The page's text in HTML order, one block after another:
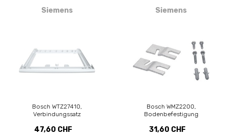
Siemens
Bosch WTZ27410,
Verbindungssatz
47,60 CHF
Siemens
Bosch WMZ2200,
Bodenbefestigung
31,60 CHF